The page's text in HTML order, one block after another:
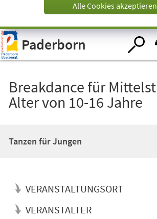
Visuelle
Assistenzsoftware
öffnen.
Alle Cookies akzeptieren
Paderborn
Breakdance für
Alter von 10-16 Jahre
Tanzen für Jungen
VERANSTALTUNGSORT
VERANSTALTER